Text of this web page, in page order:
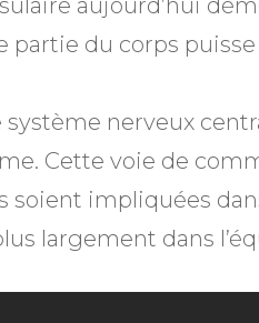
aujourd’hui
partie du corps
nerveux
Cette voie de
impliquées
largement dans